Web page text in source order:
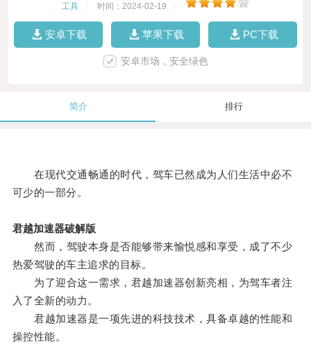
工具 时间：2024-02-19
安卓下载 苹果下载 PC下载
安卓市场，安全绿色
简介 排行
在现代交通畅通的时代，驾车已然成为人们生活中必不
可少的一部分。
君越加速器破解版
然而，驾驶本身是否能够带来愉悦感和享受，成了不少
热爱驾驶的车主追求的目标。
为了迎合这一需求，君越加速器创新亮相，为驾车者注
入了全新的动力。
君越加速器是一项先进的科技技术，具备卓越的性能和
操控性能。